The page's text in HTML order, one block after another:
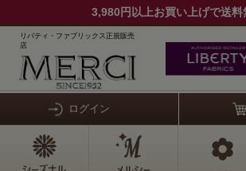
3,980円以上お買い上げで送料
リバティ・ファブリックス正規販売
店
ログイン